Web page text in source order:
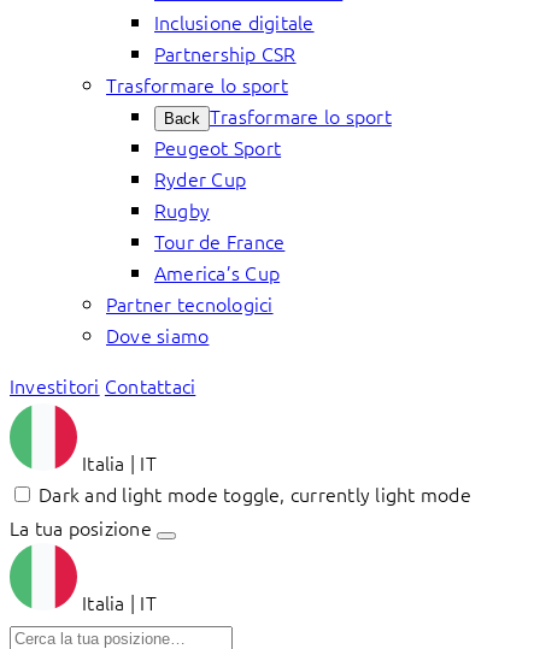
Inclusione digitale
Partnership CSR
Trasformare lo sport
Back Trasformare lo sport
Peugeot Sport
Ryder Cup
Rugby
Tour de France
America’s Cup
Partner tecnologici
Dove siamo
Investitori Contattaci
Italia | IT
Dark and light mode toggle, currently light mode
La tua posizione
Italia | IT